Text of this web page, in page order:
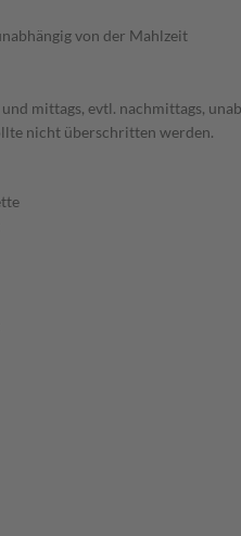
von der Mahlzeit
mittags, evtl. nachmittags,
nicht überschritten werden.